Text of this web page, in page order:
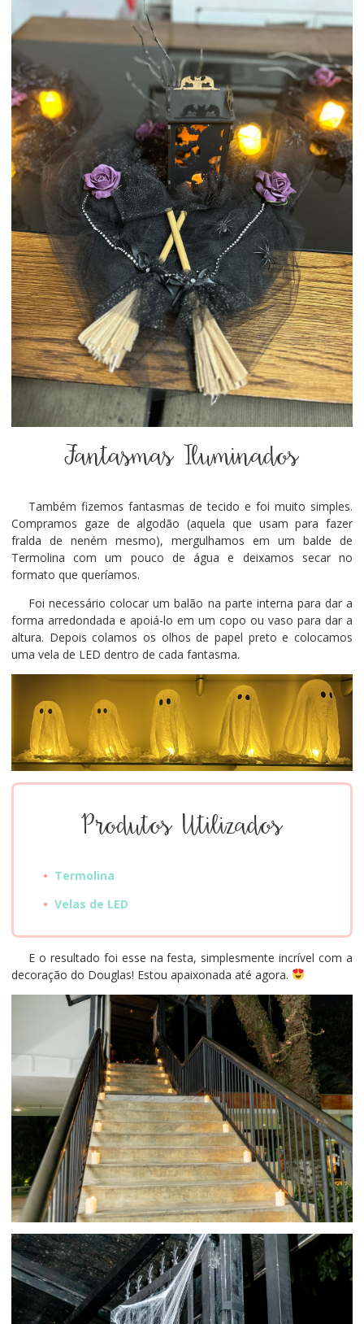
Fantasmas Iluminados
Também fizemos fantasmas de tecido e foi muito simples.
Compramos gaze de algodão (aquela que usam para fazer
fralda de neném mesmo), mergulhamos em um balde de
Termolina com um pouco de água e deixamos secar no
formato que queríamos.
Foi necessário colocar um balão na parte interna para dar a
forma arredondada e apoiá-lo em um copo ou vaso para dar a
altura. Depois colamos os olhos de papel preto e colocamos
uma vela de LED dentro de cada fantasma.
Produtos Utilizados
Termolina
Velas de LED
E o resultado foi esse na festa, simplesmente incrível com a
decoração do Douglas! Estou apaixonada até agora.